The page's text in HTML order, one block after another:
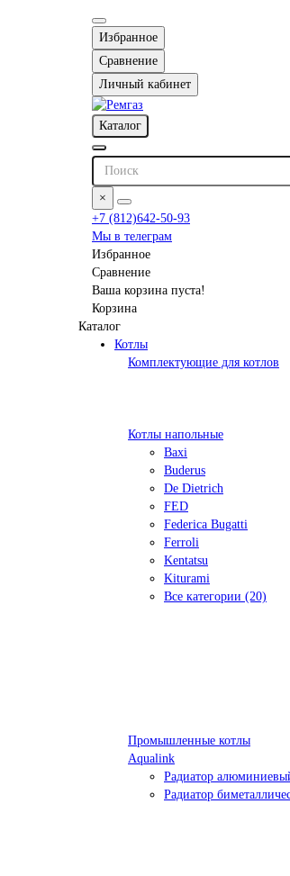
Избранное
Сравнение
Личный кабинет
Каталог
×
+7 (812)642-50-93
Мы в телеграм
Избранное
Сравнение
Ваша корзина пуста!
Корзина
Каталог
Котлы
Комплектующие для котлов
Котлы напольные
Baxi
Buderus
De Dietrich
FED
Federica Bugatti
Ferroli
Kentatsu
Kiturami
Все категории (20)
Промышленные котлы
Aqualink
Радиатор
Радиатор